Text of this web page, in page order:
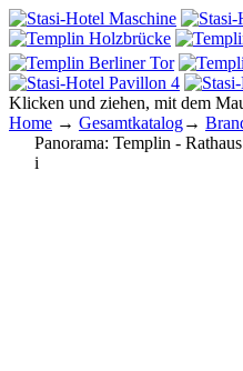
Klicken und ziehen, mit dem
Home → Gesamtkatalog→
Panorama: Templin -
i